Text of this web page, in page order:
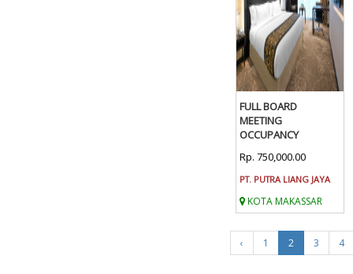
FULL BOARD
MEETING
OCCUPANCY
Rp. 750,000.00
PT. PUTRA LIANG JAYA
KOTA MAKASSAR
‹ 1 2 3 4